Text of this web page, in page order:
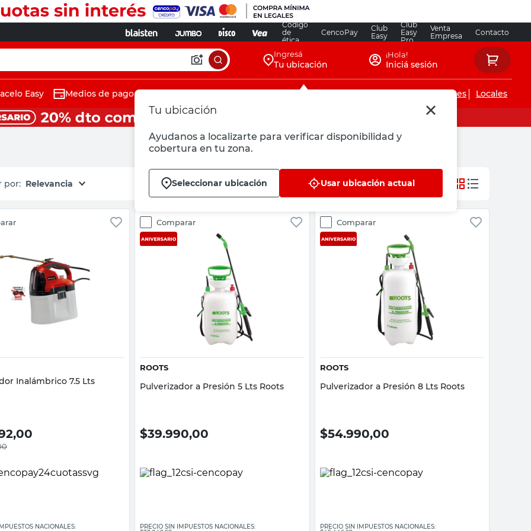
Código
de
ética
CencoPay
Club
Easy
Club
Easy
Pro
Venta
Empresa
Contacto
Ingresá
Tu ubicación
Tu ubicación
Ayudanos a localizarte para verificar disponibilidad y
cobertura en tu zona.
Seleccionar ubicación Usar ubicación actual
¡Hola!
Iniciá sesión
Easy Medios de pago Servicios de instalaciones Locales
Relevancia
Vista rápida
Inalámbrico 7.5 Lts
NACIONALES:
Comparar
Vista rápida
ROOTS
Pulverizador a Presión 5 Lts Roots
$39.990,00
PRECIO SIN IMPUESTOS NACIONALES:
Comparar
Vista rápida
ROOTS
Pulverizador a Presión 8 Lts Roots
$54.990,00
PRECIO SIN IMPUESTOS NACIONALES: